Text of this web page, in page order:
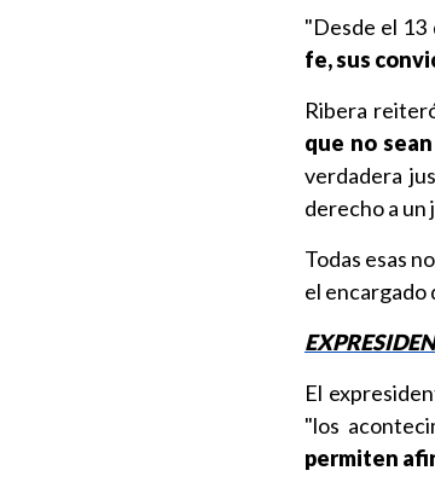
"Desde el 13
fe, sus
Ribera
que no
verdadera
derecho a un
Todas esas
el encargado
El
"los
permiten